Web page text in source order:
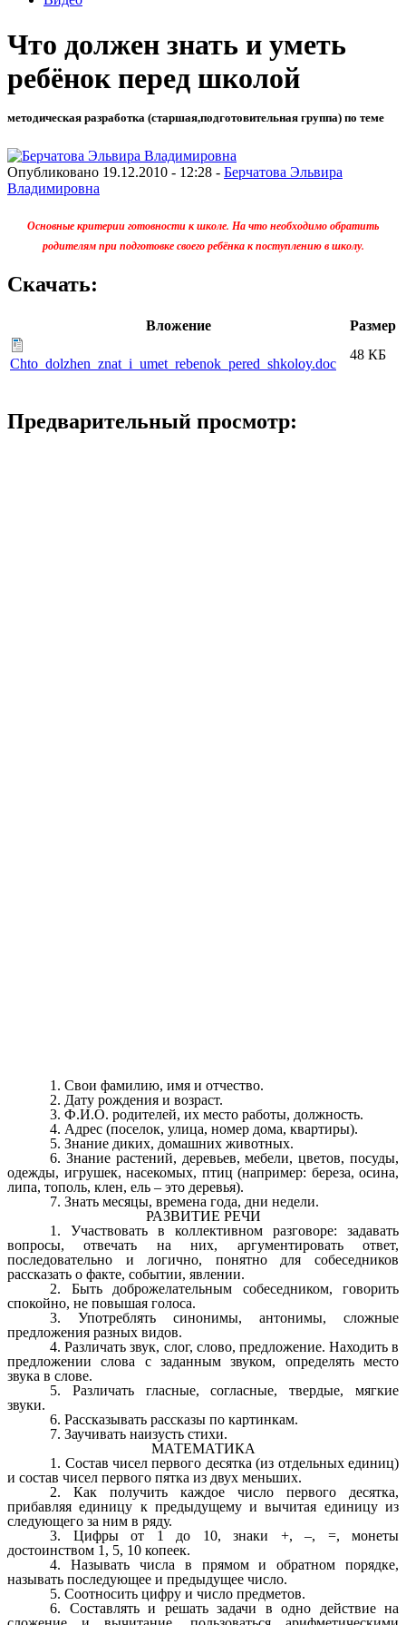
Что должен знать и уметь
ребёнок перед школой
методическая разработка (старшая,подготовительная группа) по теме
Опубликовано 19.12.2010 - 12:28 - Берчатова Эльвира
Владимировна
Основные критерии готовности к школе. На что необходимо обратить
родителям при подготовке своего ребёнка к поступлению в школу.
Скачать:
Вложение Размер
Chto_dolzhen_znat_i_umet_rebenok_pered_shkoloy.doc
48 КБ
Предварительный просмотр:
1. Свои фамилию, имя и отчество.
2. Дату рождения и возраст.
3. Ф.И.О. родителей, их место работы, должность.
4. Адрес (поселок, улица, номер дома, квартиры).
5. Знание диких, домашних животных.
6. Знание растений, деревьев, мебели, цветов, посуды,
одежды, игрушек, насекомых, птиц (например: береза, осина,
липа, тополь, клен, ель – это деревья).
7. Знать месяцы, времена года, дни недели.
РАЗВИТИЕ РЕЧИ
1. Участвовать в коллективном разговоре: задавать
вопросы, отвечать на них, аргументировать ответ,
последовательно и логично, понятно для собеседников
рассказать о факте, событии, явлении.
2. Быть доброжелательным собеседником, говорить
спокойно, не повышая голоса.
3. Употреблять синонимы, антонимы, сложные
предложения разных видов.
4. Различать звук, слог, слово, предложение. Находить в
предложении слова с заданным звуком, определять место
звука в слове.
5. Различать гласные, согласные, твердые, мягкие
звуки.
6. Рассказывать рассказы по картинкам.
7. Заучивать наизусть стихи.
МАТЕМАТИКА
1. Состав чисел первого десятка (из отдельных единиц)
и состав чисел первого пятка из двух меньших.
2. Как получить каждое число первого десятка,
прибавляя единицу к предыдущему и вычитая единицу из
следующего за ним в ряду.
3. Цифры от 1 до 10, знаки +,–, =, монеты
достоинством 1 , 5, 10 копеек.
4. Называть числа в прямом и обратном порядке,
называть последующее и предыдущее число.
5. Соотносить цифру и число предметов.
6. Составлять и решать задачи в одно действие на